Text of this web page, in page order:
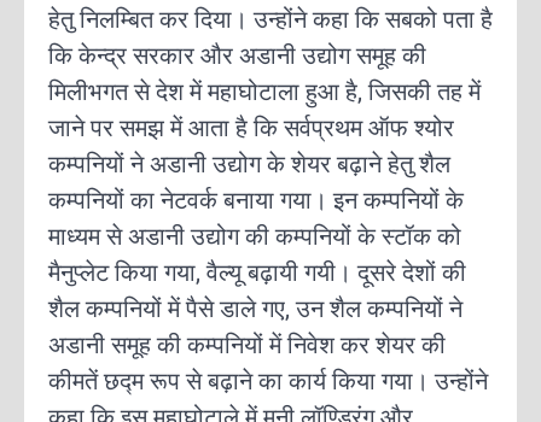
हेतु निलम्बित कर दिया। उन्होंने कहा कि सबको पता है
कि केन्द्र सरकार और अडानी उद्योग समूह की
मिलीभगत से देश में महाघोटाला हुआ है, जिसकी तह में
जाने पर समझ में आता है कि सर्वप्रथम ऑफ श्योर
कम्पनियों ने अडानी उद्योग के शेयर बढ़ाने हेतु शैल
कम्पनियों का नेटवर्क बनाया गया। इन कम्पनियों के
माध्यम से अडानी उद्योग की कम्पनियों के स्टॉक को
मैनुप्लेट किया गया, वैल्यू बढ़ायी गयी। दूसरे देशों की
शैल कम्पनियों में पैसे डाले गए, उन शैल कम्पनियों ने
अडानी समूह की कम्पनियों में निवेश कर शेयर की
कीमतें छद्म रूप से बढ़ाने का कार्य किया गया। उन्होंने